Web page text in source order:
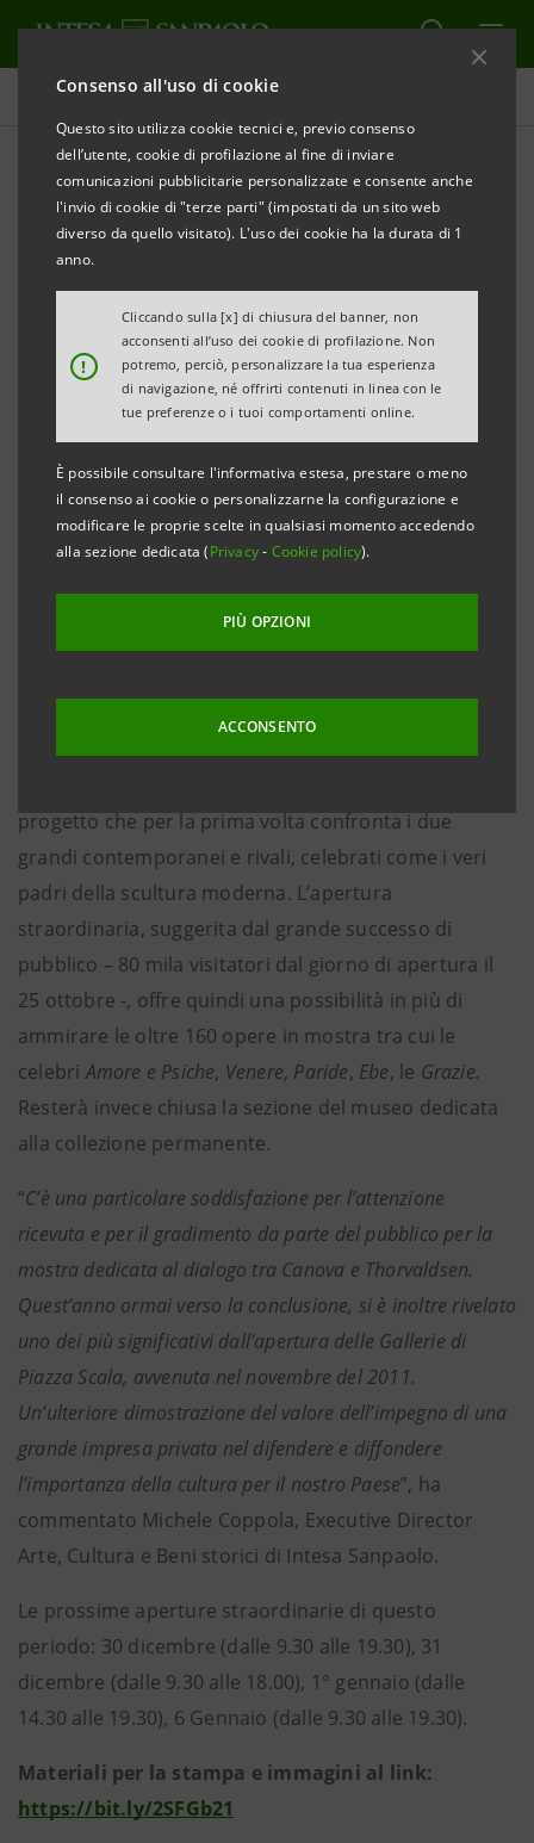
Consenso all'uso di cookie
Questo sito utilizza cookie tecnici e, previo consenso
dell’utente, cookie di profilazione al fine di inviare
comunicazioni pubblicitarie personalizzate e consente anche
l'invio di cookie di "terze parti" (impostati da un sito web
diverso da quello visitato). L'uso dei cookie ha la durata di 1
anno.
!
Cliccando sulla [x] di chiusura del banner, non
acconsenti all’uso dei cookie di profilazione. Non
potremo, perciò, personalizzare la tua esperienza
di navigazione, né offrirti contenuti in linea con le
tue preferenze o i tuoi comportamenti online.
È possibile consultare l'informativa estesa, prestare o meno
il consenso ai cookie o personalizzarne la configurazione e
modificare le proprie scelte in qualsiasi momento accedendo
alla sezione dedicata (Privacy- Cookie policy).
PIÙ OPZIONI
ACCONSENTO
Comunicati stampa
STAMPA AGGIORNA
COMUNICATO STAMPA
INTESA SANPAOLO: LUNEDÌ 30 DICEMBRE
APERTURA STRAORDINARIA DELLE GALLERIE
D’ITALIA DI PIAZZA SCALA
Canova | Thorvaldsentra le più visitate
in Italia
con 80 mila visitatori in due mesi.
Scala, il museo di Intesa Sanpaolo a Milano,
straordinaria anche lunedì 30 dicembre 2019 dalle
progetto che per la prima volta confronta i due
grandi contemporanei e rivali, celebrati come i veri
padri della scultura moderna. L’apertura
straordinaria, suggerita dal grande successo di
pubblico – 80 mila visitatori dal giorno di apertura il
25 ottobre -, offre quindi una possibilità in più di
ammirare le oltre 160 opere in mostra tra cui le
celebriAmore e Psiche, Venere, Paride, Ebe, le Grazie.
Resterà invece chiusa la sezione del museo dedicata
alla collezione permanente.
“C’è una particolare soddisfazione per l’attenzione
ricevuta e per il gradimento da parte del pubblico per la
mostra dedicata al dialogo tra Canova e Thorvaldsen.
Quest’anno ormai verso la conclusione, si è inoltre rivelato
uno dei più significativi dall’apertura delle Gallerie di
Piazza Scala, avvenuta nel novembre del 2011.
Un’ulteriore dimostrazione del valore dell’impegno di una
grande impresa privata nel difendere e diffondere
l’importanza della cultura per il nostro Paese”, ha
commentato Michele Coppola, Executive Director
Arte, Cultura e Beni storici di Intesa Sanpaolo.
Le prossime aperture straordinarie di questo
periodo: 30 dicembre (dalle 9.30 alle 19.30), 31
dicembre (dalle 9.30 alle 18.00), 1° gennaio (dalle
14.30 alle 19.30), 6 Gennaio (dalle 9.30 alle 19.30).
Materiali per la stampa e immagini al link:
https://bit.ly/2SFGb21